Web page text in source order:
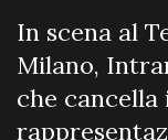
In scena al
Milano,
che